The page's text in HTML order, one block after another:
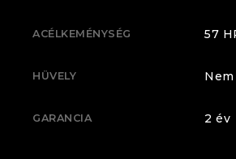
ACÉLKEMÉNYSÉG 57
HÜVELY Nem
GARANCIA 2 év